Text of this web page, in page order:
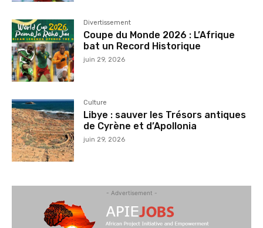
Divertissement
Coupe du Monde 2026 : L’Afrique
bat un Record Historique
juin 29, 2026
Culture
Libye : sauver les Trésors antiques
de Cyrène et d’Apollonia
juin 29, 2026
- Advertisement -